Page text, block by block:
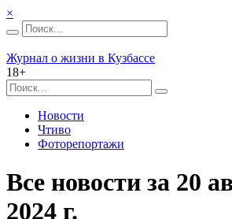
×
Журнал о жизни в Кузбассе
18+
Новости
Чтиво
Фоторепортажи
Все новости за 20
2024 г.